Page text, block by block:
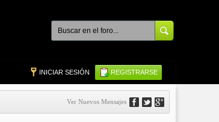
INICIAR SESIÓN REGISTRARSE
Ver Nuevos Mensajes